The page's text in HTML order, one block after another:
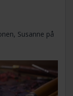
Susanne på